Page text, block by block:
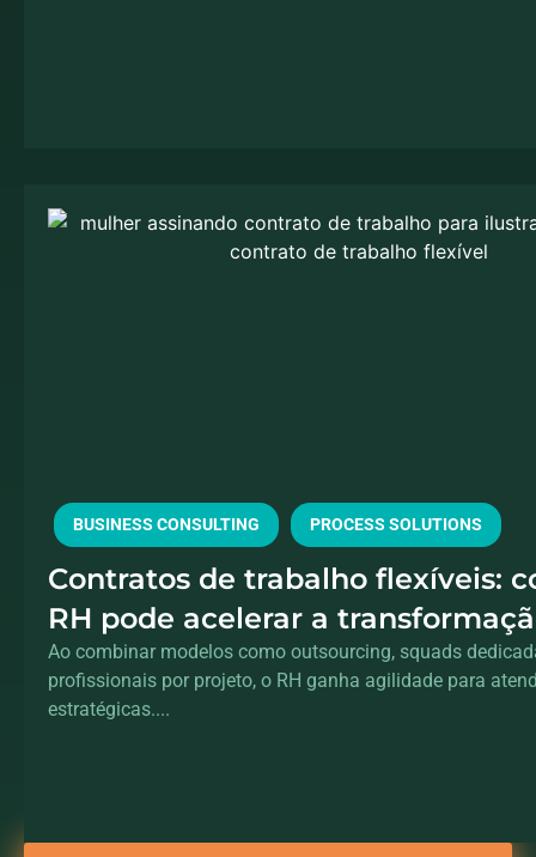
BUSINESS CONSULTING PROCESS SOLUTIONS
Contratos de trabalho flexíveis:
RH pode acelerar a
sem aumentar o headcount
Ao combinar modelos como outsourcing, squads
profissionais por projeto, o RH ganha agilidade para
estratégicas....